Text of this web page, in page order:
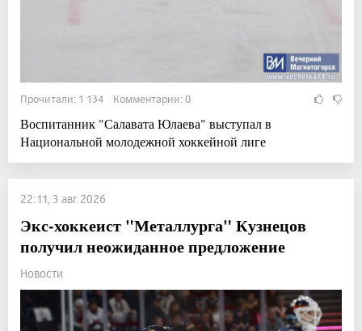
Прочитали: 1 134 Комментарии: 0
Воспитанник "Салавата Юлаева" выступал в
Национальной молодежной хоккейной лиге
22:11, 3 авг 2026
Экс-хоккеист "Металлурга" Кузнецов
получил неожиданное предложение
Новости